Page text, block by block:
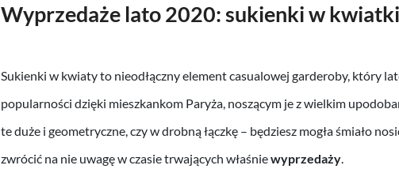
Wyprzedaże lato 2020: sukienki w
Sukienki w kwiaty to nieodłączny element casualowej garderoby, który
popularności dzięki mieszkankom Paryża, noszącym je z wielkim
te duże i geometryczne, czy w drobną łączkę – będziesz mogła śmiało
zwrócić na nie uwagę w czasie trwających właśniewyprzedaży.